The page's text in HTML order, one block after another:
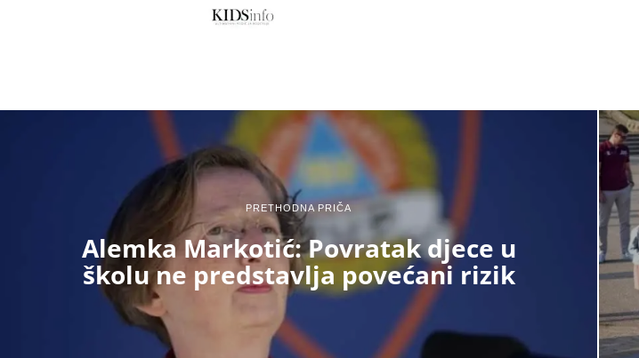
PRETHODNA PRIČA
Alemka Markotić: Povratak djece u
školu ne predstavlja povećani rizik